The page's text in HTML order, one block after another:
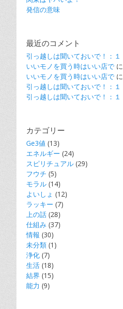
発信の意味
最近のコメント
引っ越しは聞いておいで！：１
いいモノを買う時はいい店で に
いいモノを買う時はいい店で に
引っ越しは聞いておいで！：１
引っ越しは聞いておいで！：１
カテゴリー
Ge3値 (13)
エネルギー (24)
スピリチュアル (29)
フウチ (5)
モラル (14)
よいしょ (12)
ラッキー (7)
上の話 (28)
仕組み (37)
情報 (30)
未分類 (1)
浄化 (7)
生活 (18)
結界 (15)
能力 (9)